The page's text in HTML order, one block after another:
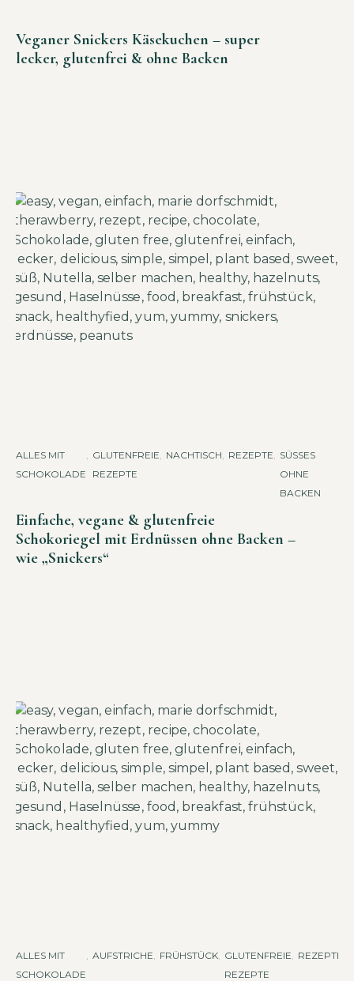
Veganer Snickers Käsekuchen – super
lecker, glutenfrei & ohne Backen
ALLES MIT
SCHOKOLADE
, GLUTENFREIE
REZEPTE
, NACHTISCH, REZEPTE, SÜSSES O
HNE B
ACKEN
Einfache, vegane & glutenfreie
Schokoriegel mit Erdnüssen ohne Backen –
wie „Snickers“
ALLES MIT
SCHOKOLADE
AUFSTRICHE FRÜHSTÜCK GLUTENFREIE
REZEPTE
REZEPTE